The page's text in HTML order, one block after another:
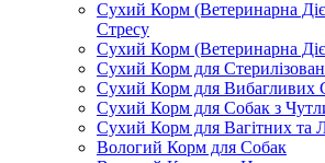
Сухий Корм (Ветеринарна
Стресу
Сухий Корм (Ветеринарна
Сухий Корм для
Сухий Корм для Вибагливих
Сухий Корм для Собак з
Сухий Корм для Вагітних та
Вологий Корм для Собак